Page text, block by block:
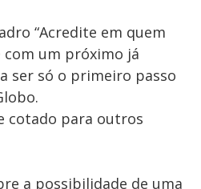
“Acredite em quem
com um próximo já
ser só o primeiro passo
cotado para outros
a possibilidade de uma